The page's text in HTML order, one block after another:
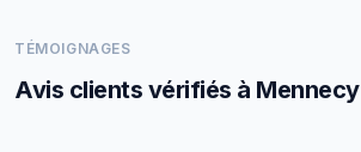
TÉMOIGNAGES
Avis clients vérifiés à Mennecy